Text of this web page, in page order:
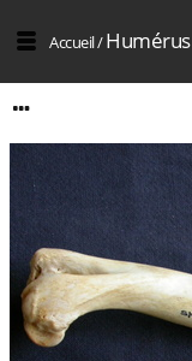
Accueil/Humérus